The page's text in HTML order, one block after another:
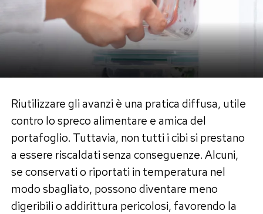
Riutilizzare gli avanzi è una pratica diffusa, utile
contro lo spreco alimentare e amica del
portafoglio. Tuttavia, non tutti i cibi si prestano
a essere riscaldati senza conseguenze. Alcuni,
se conservati o riportati in temperatura nel
modo sbagliato, possono diventare meno
digeribili o addirittura pericolosi, favorendo la